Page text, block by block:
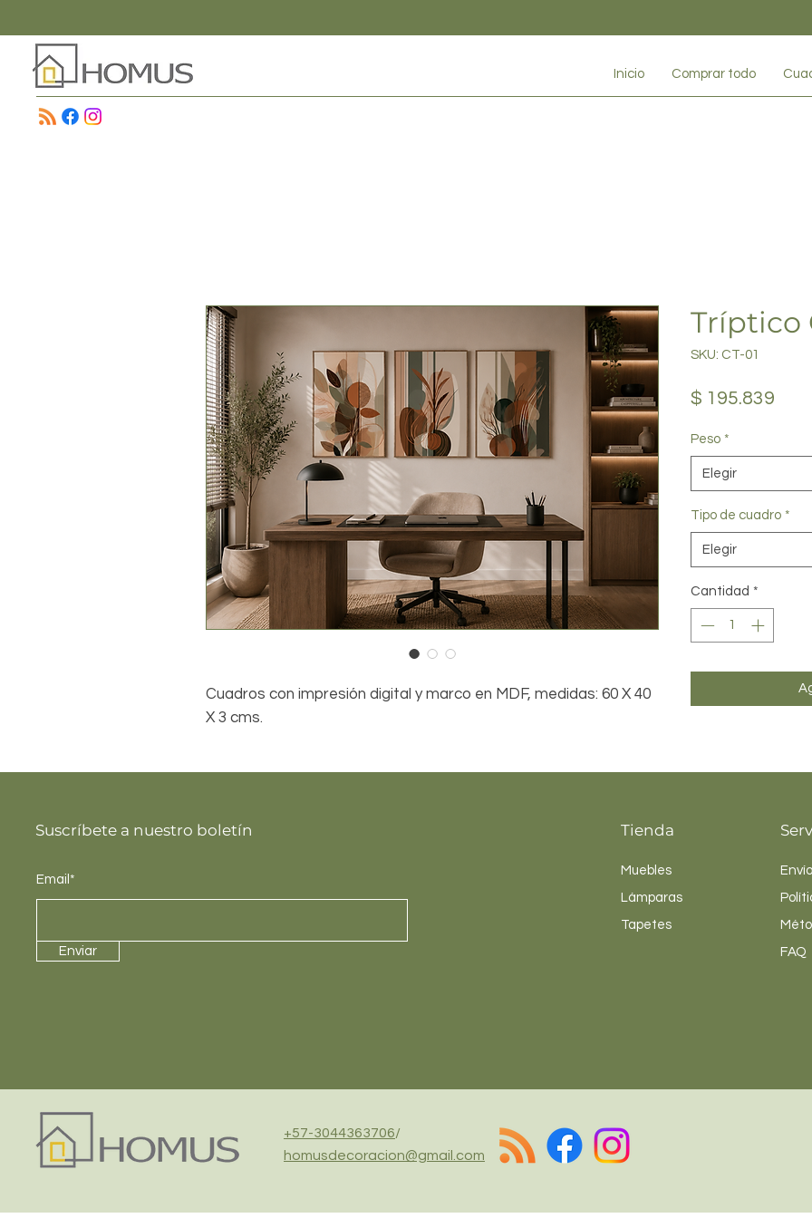
Inicio Comprar todo
Cuadros con impresión digital y marco en MDF, medidas: 60 X 40
X 3 cms.
Tríptico
SKU: CT-01
$ 195.839
Peso *
Elegir
Tipo de cuadro *
Elegir
Cantidad *
Suscríbete a nuestro boletín
Email*
Enviar
Tienda
Muebles
Lámparas
Tapetes
FAQ
+57-3044363706/
homusdecoracion@gmail.com